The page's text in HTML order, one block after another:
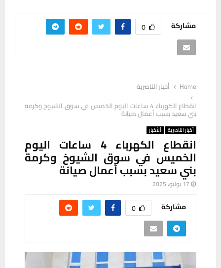
مشاركة 0
Home
أخبار الناصرية
انقطاع الكهرباء 4 ساعات اليوم الخميس في سوق الشيوخ وكرمة
بني سعيد بسبب أعمال صيانة
أخبار الناصرية ألأخبار
انقطاع الكهرباء 4 ساعات اليوم
الخميس في سوق الشيوخ وكرمة
بني سعيد بسبب أعمال صيانة
17 يوليو، 2025
مشاركة 0